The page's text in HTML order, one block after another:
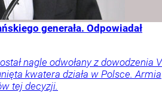
generała. Odpowiadał
nagle odwołany z dowodzenia V
kwatera działa w Polsce. Armia
tej decyzji.